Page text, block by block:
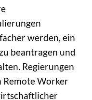
werden, ein
beantragen und
Regierungen
Remote Worker